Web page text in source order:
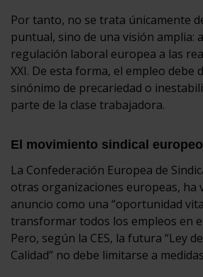
Por tanto, no se trata únicamente
puntual, sino de una visión amplia:
regulación laboral europea a las
XXI. De esta forma, el empleo debe
sinónimo de precariedad o
parte de la clase trabajadora.
El movimiento sindical
La Confederación Europea de
otras organizaciones europeas, ha
anuncio como una “oportunidad
transformar todos los empleos en
Pero, según la CES, la futura “Ley
Calidad” no debe limitarse a